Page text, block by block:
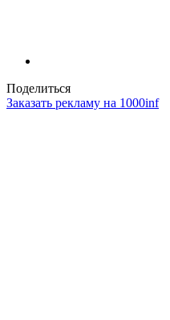
Поделиться
Заказать рекламу на 1000inf